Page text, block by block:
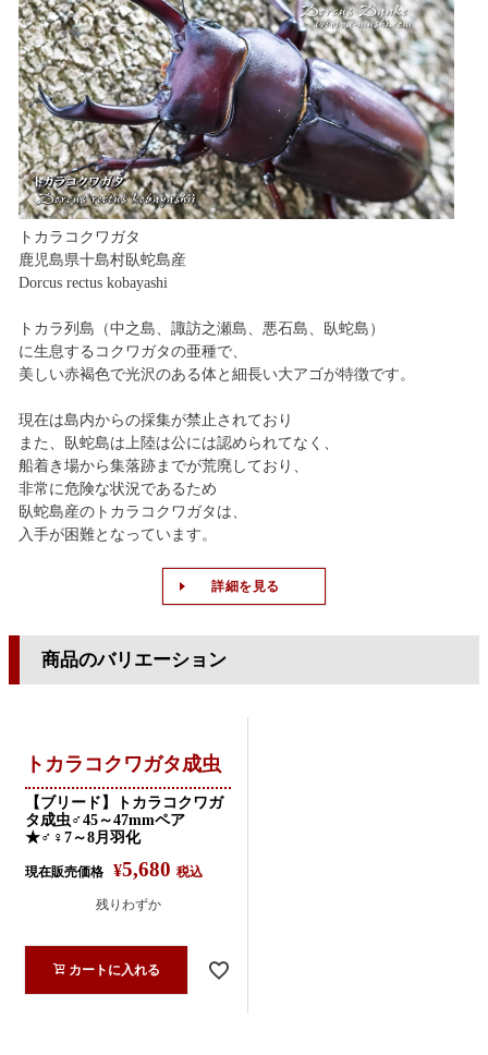
トカラコクワガタ
鹿児島県十島村臥蛇島産
Dorcus rectus kobayashi
トカラ列島（中之島、諏訪之瀬島、悪石島、臥蛇島）
に生息するコクワガタの亜種で、
美しい赤褐色で光沢のある体と細長い大アゴが特徴です。
現在は島内からの採集が禁止されており
また、臥蛇島は上陸は公には認められてなく、
船着き場から集落跡までが荒廃しており、
非常に危険な状況であるため
臥蛇島産のトカラコクワガタは、
入手が困難となっています。
詳細を見る
商品のバリエーション
トカラコクワガタ成虫
【ブリード】トカラコクワガ
タ成虫♂45～47mmペア
★♂♀7～8月羽化
現在販売価格 ¥5,680 税込
残りわずか
カートに入れる